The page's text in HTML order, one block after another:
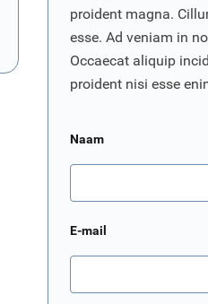
proident magna.
esse. Ad veniam in
Occaecat aliquip
proident nisi esse
Naam
E-mail